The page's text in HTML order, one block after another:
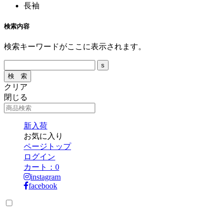
長袖
検索内容
検索キーワードがここに表示されます。
クリア
閉じる
新入荷
お気に入り
ページトップ
ログイン
カート： 0
instagram
facebook